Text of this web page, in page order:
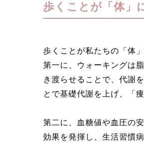
歩くことが「体」
歩くことが私たちの「体
第一に、ウォーキングは
き渡らせることで、代謝
とで基礎代謝を上げ、「
第二に、血糖値や血圧の
効果を発揮し、生活習慣